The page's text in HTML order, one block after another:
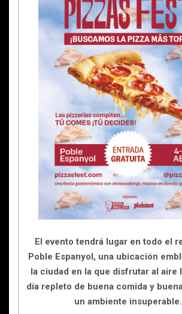
El evento tendrá lugar en todo el
Poble Espanyol, una ubicación
la ciudad en la que disfrutar al aire
día repleto de buena comida y
un ambiente insuperable.